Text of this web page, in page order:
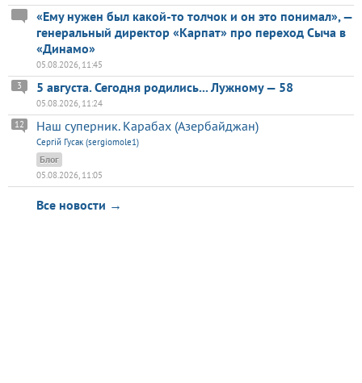
«Ему нужен был какой-то толчок и он это понимал», —
генеральный директор «Карпат» про переход Сыча в
«Динамо»
05.08.2026, 11:45
5 августа. Сегодня родились... Лужному — 58
3
05.08.2026, 11:24
Наш суперник. Карабах (Азербайджан)
12
Сергій Гусак (sergiomole1)
Блог
05.08.2026, 11:05
Все новости →